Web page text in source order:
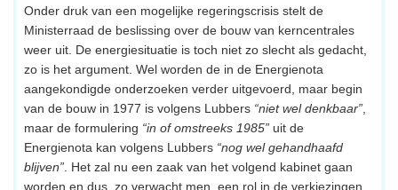
Onder druk van een mogelijke regeringscrisis stelt de
Ministerraad de beslissing over de bouw van kerncentrales
weer uit. De energiesituatie is toch niet zo slecht als gedacht,
zo is het argument. Wel worden de in de Energienota
aangekondigde onderzoeken verder uitgevoerd, maar begin
van de bouw in 1977 is volgens Lubbers “niet wel denkbaar”,
maar de formulering “in of omstreeks 1985” uit de
Energienota kan volgens Lubbers “nog wel gehandhaafd
blijven”. Het zal nu een zaak van het volgend kabinet gaan
worden en dus, zo verwacht men, een rol in de verkiezingen